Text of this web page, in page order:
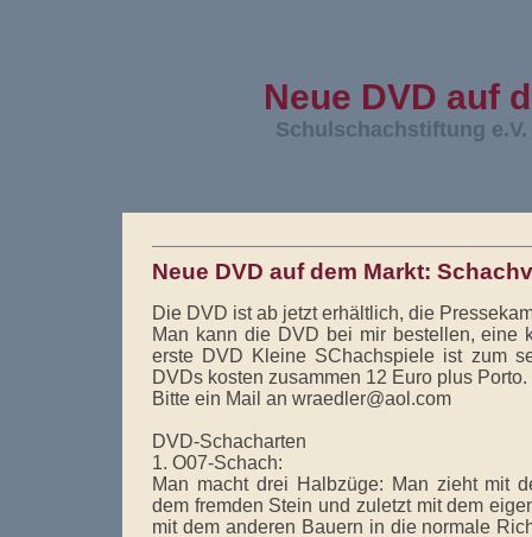
Neue DVD auf
Schulschachstiftung e.V.
Neue DVD auf dem Markt:
Die DVD ist ab jetzt erhältlich, die
Man kann die DVD bei mir bestellen, eine
erste DVD Kleine SChachspiele ist zum
DVDs kosten zusammen 12 Euro plus Porto.
Bitte ein Mail an wraedler@aol.com
DVD-Schacharten
1. O07-Schach:
Man macht drei Halbzüge: Man zieht mit
dem fremden Stein und zuletzt mit dem
mit dem anderen Bauern in die normale